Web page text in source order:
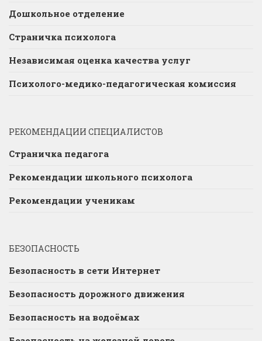
Дошкольное отделение
Страничка психолога
Независимая оценка качества услуг
Психолого-медико-педагогическая комиссия
РЕКОМЕНДАЦИИ СПЕЦИАЛИСТОВ
Страничка педагога
Рекомендации школьного психолога
Рекомендации ученикам
БЕЗОПАСНОСТЬ
Безопасность в сети Интернет
Безопасность дорожного движения
Безопасность на водоёмах